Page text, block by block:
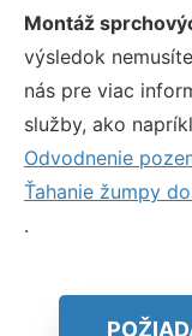
Montáž
výsledok
nás pre viac
služby, ako
Odvodnenie
Ťahanie žumpy
.